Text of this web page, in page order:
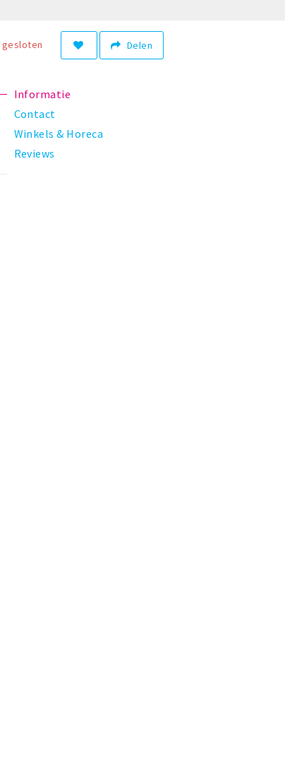
Delen
gesloten
Informatie
Contact
Winkels & Horeca
Reviews